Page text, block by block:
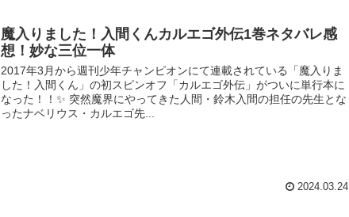
魔入りました！入間くんカルエゴ外伝1巻ネタバレ感
想！妙な三位一体
2017年3月から週刊少年チャンピオンにて連載されている「魔入りま
した！入間くん」の初スピンオフ「カルエゴ外伝」がついに単行本に
なった！！✨ 突然魔界にやってきた人間・鈴木入間の担任の先生とな
ったナベリウス・カルエゴ先...
2024.03.24